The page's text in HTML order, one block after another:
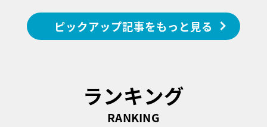
ピックアップ記事をもっと見る
ランキング
RANKING